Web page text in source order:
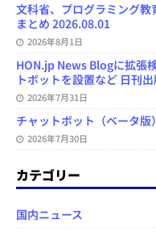
文科省、プログラミング教
まとめ 2026.08.01
2026年8月1日
HON.jp News Blogに拡張
トボットを設置など 日刊
2026年7月31日
チャットボット（ベータ版
2026年7月30日
カテゴリー
国内ニュース